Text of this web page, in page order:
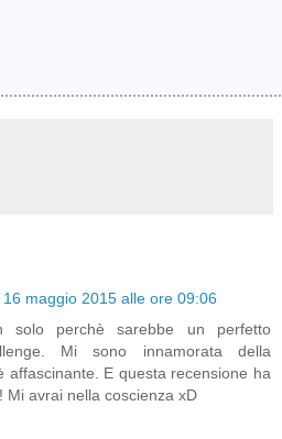
16 maggio 2015 alle ore 09:06
solo perchè sarebbe un perfetto
Mi sono innamorata della
affascinante. E questa recensione ha
Mi avrai nella coscienza xD